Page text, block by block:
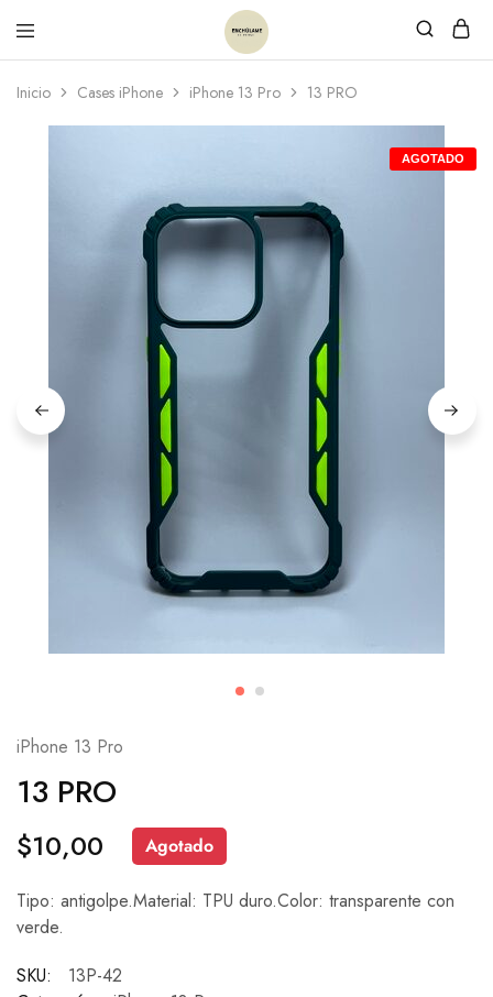
Inicio Cases iPhone iPhone 13 Pro 13 PRO
AGOTADO
iPhone 13 Pro
13 PRO
$10,00 Agotado
Tipo: antigolpe.Material: TPU duro.Color: transparente con
verde.
SKU:
13P-42